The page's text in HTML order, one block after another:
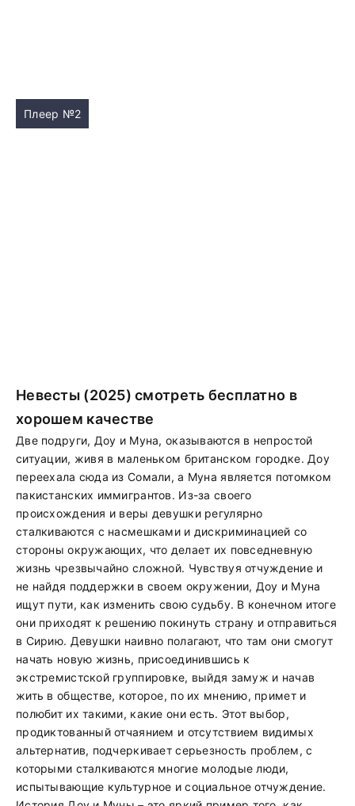
Плеер №2
Невесты (2025) смотреть бесплатно в
хорошем качестве
Две подруги, Доу и Муна, оказываются в непростой
ситуации, живя в маленьком британском городке. Доу
переехала сюда из Сомали, а Муна является потомком
пакистанских иммигрантов. Из-за своего
происхождения и веры девушки регулярно
сталкиваются с насмешками и дискриминацией со
стороны окружающих, что делает их повседневную
жизнь чрезвычайно сложной. Чувствуя отчуждение и
не найдя поддержки в своем окружении, Доу и Муна
ищут пути, как изменить свою судьбу. В конечном итоге
они приходят к решению покинуть страну и отправиться
в Сирию. Девушки наивно полагают, что там они смогут
начать новую жизнь, присоединившись к
экстремистской группировке, выйдя замуж и начав
жить в обществе, которое, по их мнению, примет и
полюбит их такими, какие они есть. Этот выбор,
продиктованный отчаянием и отсутствием видимых
альтернатив, подчеркивает серьезность проблем, с
которыми сталкиваются многие молодые люди,
испытывающие культурное и социальное отчуждение.